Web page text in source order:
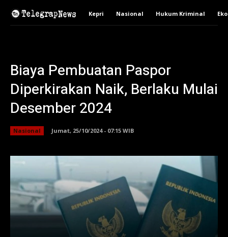
Kepri Nasional Hukum Kriminal
Biaya Pembuatan Paspor
Diperkirakan Naik, Berlaku Mulai
Desember 2024
Nasional Jumat, 25/10/2024 - 07:15 WIB